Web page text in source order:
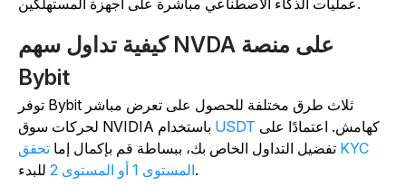
كيفية تداول سهم NVDA على منصة
Bybit
توفر Bybit ثلاث طرق مختلفة للحصول على تعرض مباشر
لحركات سوق NVIDIA باستخدامUSDTكهامش. اعتمادًا على
تفضيل التداول الخاص بك، ببساطة قم بإكمال إماتحقق KYC
المستوى 1 أو المستوى 2